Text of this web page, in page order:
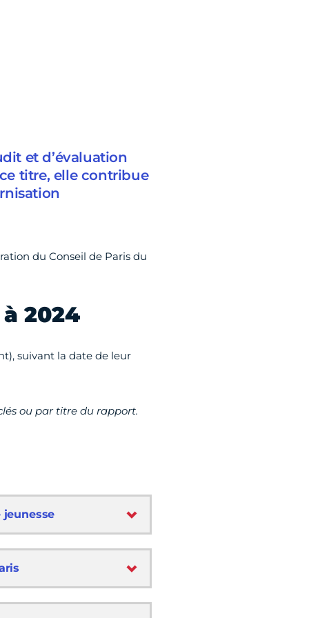
et d’évaluation
titre, elle contribue
du Conseil de Paris du
2024
suivant la date de leur
ou par titre du rapport.
jeunesse